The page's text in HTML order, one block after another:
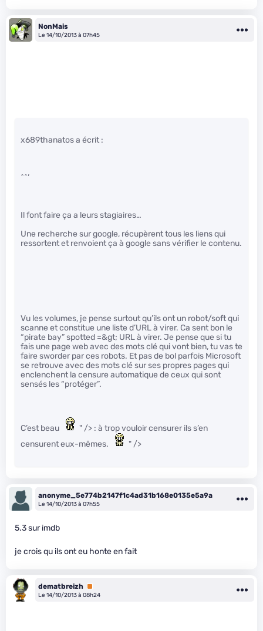
NonMais
Le 14/10/2013 à 07h45
x689thanatos a écrit :
^^’
Il font faire ça a leurs stagiaires…
Une recherche sur google, récupèrent tous les liens qui
ressortent et renvoient ça à google sans vérifier le contenu.
Vu les volumes, je pense surtout qu’ils ont un robot/soft qui
scanne et constitue une liste d’URL à virer. Ca sent bon le
“pirate bay” spotted =&gt; URL à virer. Je pense que si tu
fais une page web avec des mots clé qui vont bien, tu vas te
faire sworder par ces robots. Et pas de bol parfois Microsoft
se retrouve avec des mots clé sur ses propres pages qui
enclenchent la censure automatique de ceux qui sont
sensés les “protéger”.
C’est beau
" /> : à trop vouloir censurer ils s’en
censurent eux-mêmes.
" />
anonyme_5e774b2147f1c4ad31b168e0135e5a9a
Le 14/10/2013 à 07h55
5.3 sur imdb
je crois qu ils ont eu honte en fait
dematbreizh Premium
Le 14/10/2013 à 08h24